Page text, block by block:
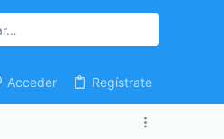
Acceder Regístrate